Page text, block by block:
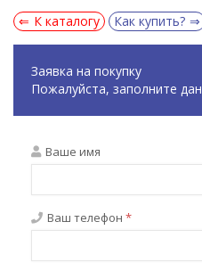
К каталогу Как купить?
Заявка на покупку
Пожалуйста, заполните
Ваше имя
Ваш телефон *